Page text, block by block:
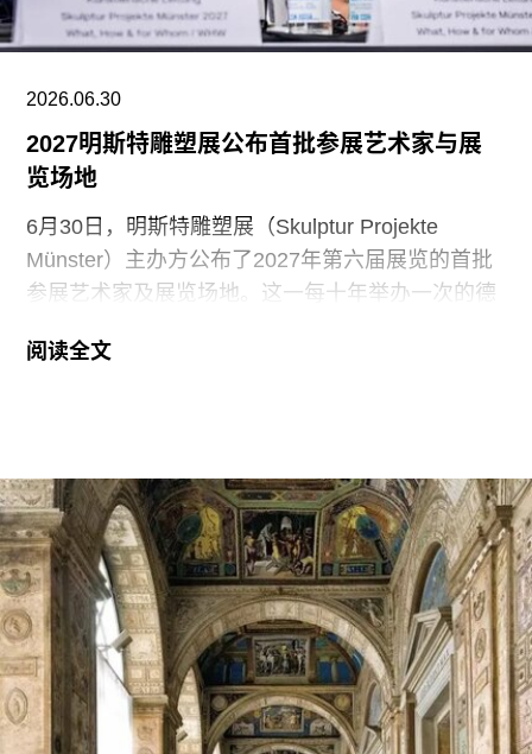
2026.06.30
2027明斯特雕塑展公布首批参展艺术家与展
览场地
6月30日，明斯特雕塑展（Skulptur Projekte
Münster）主办方公布了2027年第六届展览的首批
参展艺术家及展览场地。这一每十年举办一次的德
举行。
奥斯卡·穆里略（Oscar Murillo）、塞尔玛·塞尔曼
（Selma Selman）、伊扎·塔拉塞维奇（Iza
Tarasewicz）等，他们将在明斯特市中心及周边地
区展出探讨边缘化与共同生活等主题的作品。
本届展览也是明斯特雕塑展联合创始人卡斯珀·柯尼
希（Kasper König）去世后的首届活动，他自1977
年该活动创办以来一直担任艺术总监。本届展览由
克罗地亚女性策展团体“What, How & for Whom”
阅读全文